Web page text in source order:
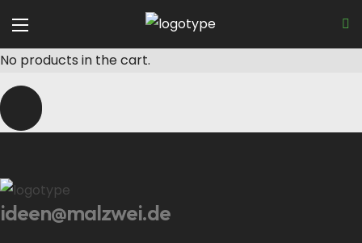
No products in the cart.
ideen@malzwei.de